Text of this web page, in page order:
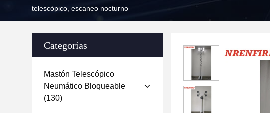
telescópico, escaneo nocturno
Categorías
Mastón Telescópico
Neumático Bloqueable
(130)